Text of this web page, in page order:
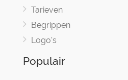
Tarieven
Begrippen
Logo's
Populair